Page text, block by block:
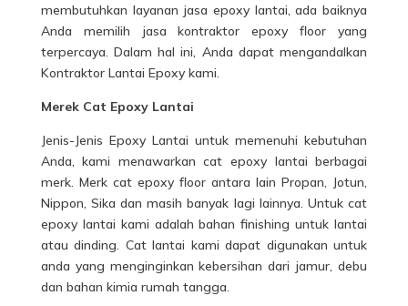
membutuhkan layanan jasa epoxy lantai, ada baiknya
Anda memilih jasa kontraktor epoxy floor yang
terpercaya. Dalam hal ini, Anda dapat mengandalkan
Kontraktor Lantai Epoxy kami.
Merek Cat Epoxy Lantai
Jenis-Jenis Epoxy Lantai untuk memenuhi kebutuhan
Anda, kami menawarkan cat epoxy lantai berbagai
merk. Merk cat epoxy floor antara lain Propan, Jotun,
Nippon, Sika dan masih banyak lagi lainnya. Untuk cat
epoxy lantai kami adalah bahan finishing untuk lantai
atau dinding. Cat lantai kami dapat digunakan untuk
anda yang menginginkan kebersihan dari jamur, debu
dan bahan kimia rumah tangga.